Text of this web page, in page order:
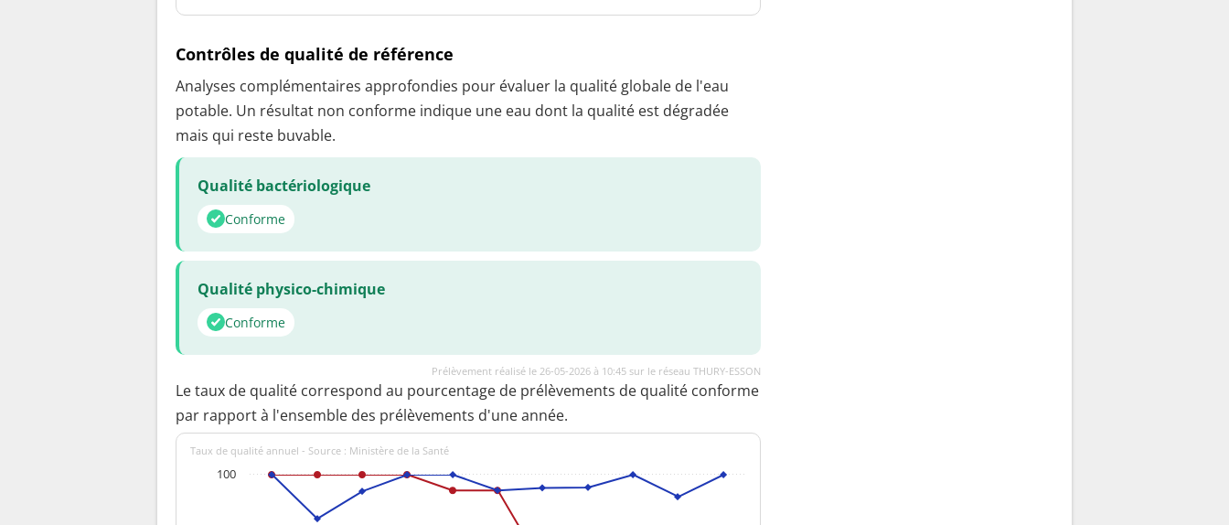
Contrôles de qualité de référence
Analyses complémentaires approfondies pour évaluer la qualité globale de l'eau
potable. Un résultat non conforme indique une eau dont la qualité est dégradée
mais qui reste buvable.
Qualité bactériologique
Conforme
Qualité physico-chimique
Conforme
Prélèvement réalisé le 26-05-2026 à 10:45 sur le réseau THURY-ESSON
Le taux de qualité correspond au pourcentage de prélèvements de qualité conforme
par rapport à l'ensemble des prélèvements d'une année.
Taux de qualité annuel - Source : Ministère de la Santé
100